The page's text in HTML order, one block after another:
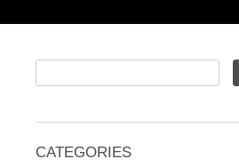
CATEGORIES